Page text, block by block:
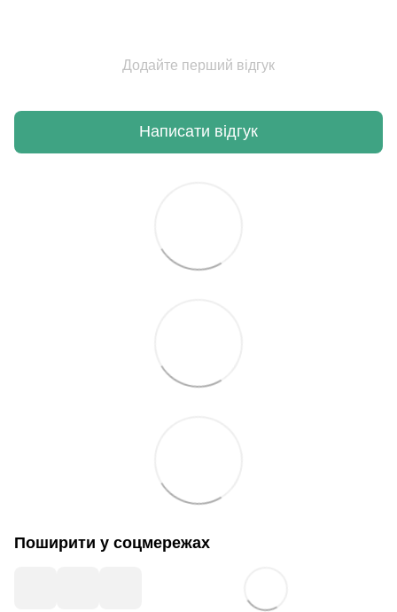
Додайте перший відгук
Написати відгук
Поширити у соцмережах